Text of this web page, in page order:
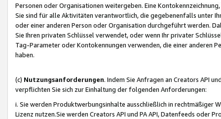
Personen oder Organisationen weitergeben. Eine
Sie sind für alle Aktivitäten verantwortlich, die gegebenenfalls unter
oder einer anderen Person oder Organisation durchgeführt werden.
Sie Ihren privaten Schlüssel verwendet, oder wenn Ihr privater
Tag-Parameter oder Kontokennungen verwenden, die einer anderen
haben.
(c) Nutzungsanforderungen. Indem Sie Anfragen an Creators API
verpflichten Sie sich zur Einhaltung der folgenden Anforderungen:
i. Sie werden Produktwerbungsinhalte ausschließlich in rechtmäßiger
Lizenz nutzen.Sie werden Creators API und PA API, Datenfeeds oder